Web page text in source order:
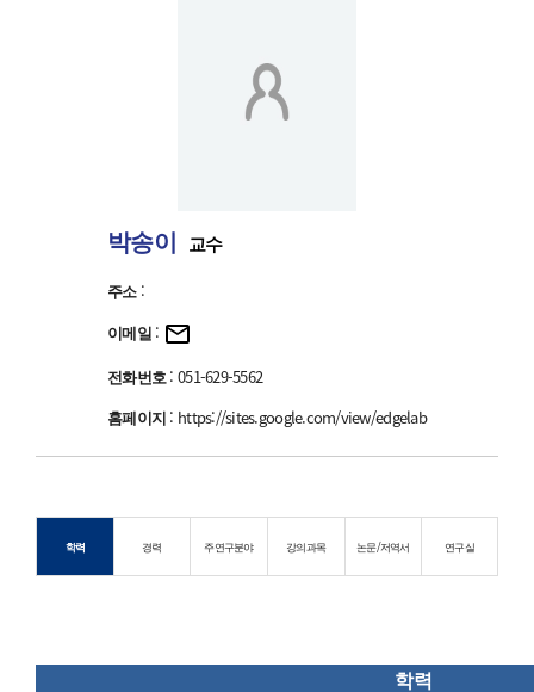
박송이 교수
주소:
이메일:
전화번호: 051-629-5562
홈페이지 : https://sites.google.com/view/edgelab
학력 경력 주연구분야 강의과목 논문/저역서 연구실
학력